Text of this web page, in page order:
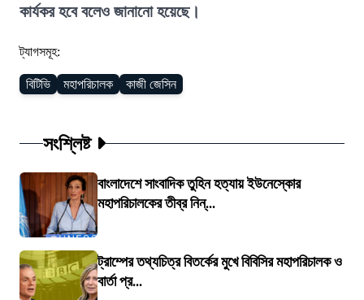
কার্যকর হবে বলেও জানানো হয়েছে।
ট্যাগসমূহ:
বিটিভি মহাপরিচালক কাজী জেসিন
সংশ্লিষ্ট
বাংলাদেশে সাংবাদিক তুহিন হত্যায় ইউনেস্কোর
মহাপরিচালকের তীব্র নিন্...
ট্রাম্পের তথ্যচিত্র বিতর্কের মুখে বিবিসির মহাপরিচালক ও
বার্তা প্র...